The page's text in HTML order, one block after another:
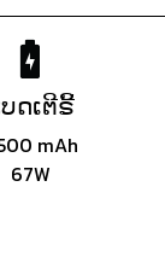
ດເຕີຣີ້
mAh
67W